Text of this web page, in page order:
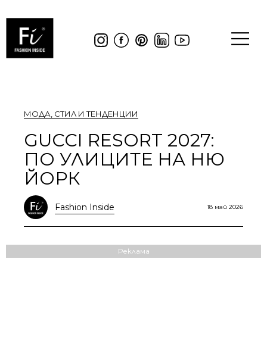
МОДА СТИЛ И ТЕНДЕНЦИИ
GUCCI RESORT 2027:
ПО УЛИЦИТЕ НА НЮ
ЙОРК
Fashion Inside 18 май 2026
Реклама